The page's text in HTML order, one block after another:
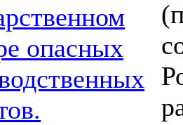
опасных